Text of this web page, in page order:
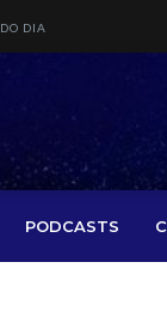
DIA
PODCASTS